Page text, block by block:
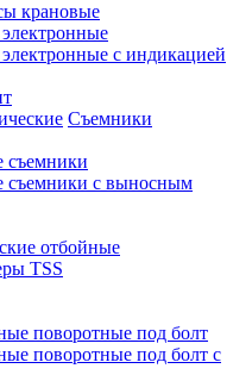
крановые
с индикацией
Съемники
съемники
cъемники с выносным
отбойные
TSS
поворотные под болт
поворотные под болт с